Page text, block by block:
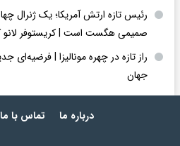
رئیس تازه ارتش آمریکا؛ یک ژنرال
صمیمی هگست است | کریستوفر
راز تازه در چهره مونالیزا | فرضیه‌ای
جهان
درباره ما تماس با ما